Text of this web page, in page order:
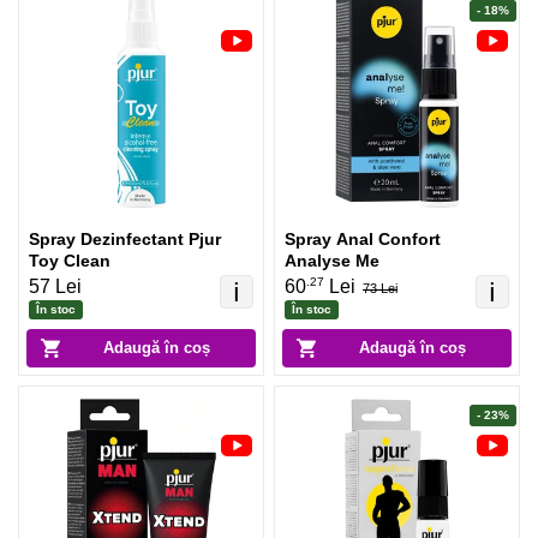
Adaugă în coș
ℹ️
Spray Dezinfectant Pjur
Toy Clean
57 Lei
În stoc
Adaugă în coș
ℹ️
Spray Anal Confort
Analyse Me
60.27 Lei 73 Lei
În stoc
- 18%
- 23%